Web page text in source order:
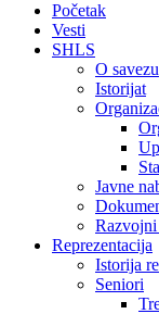
Početak
Vesti
SHLS
O savezu
Istorijat
Javne
Reprezentacija
Istorija
Seniori